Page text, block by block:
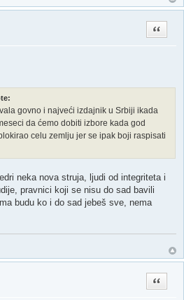
Quote
govno i najveći izdajnik u Srbiji ikada
da ćemo dobiti izbore kada god
celu zemlju jer se ipak boji raspisati
neka nova struja, ljudi od integriteta i
pravnici koji se nisu do sad bavili
budu ko i do sad jebeš sve, nema
Quote